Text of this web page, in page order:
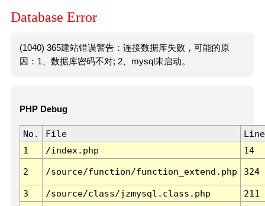
Database Error
(1040) 365建站错误警告：连接数据库失败，可能的原
因：1、数据库密码不对; 2、mysql未启动。
PHP Debug
No. File
Line
1
/index.php 14
2 /source/function/function_extend.php 324
3 /source/class/jzmysql.class.php
211